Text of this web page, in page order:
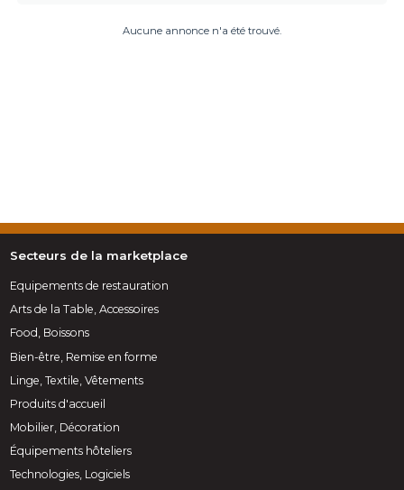
Aucune annonce n'a été trouvé.
Secteurs de la marketplace
Equipements de restauration
Arts de la Table, Accessoires
Food, Boissons
Bien-être, Remise en forme
Linge, Textile, Vêtements
Produits d'accueil
Mobilier, Décoration
Équipements hôteliers
Technologies, Logiciels